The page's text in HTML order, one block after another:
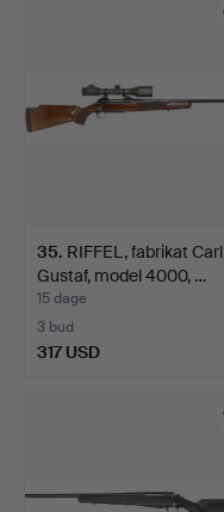
35. RIFFEL, fabrikat Carl
Gustaf, model 4000, …
15 dage
3 bud
317 USD